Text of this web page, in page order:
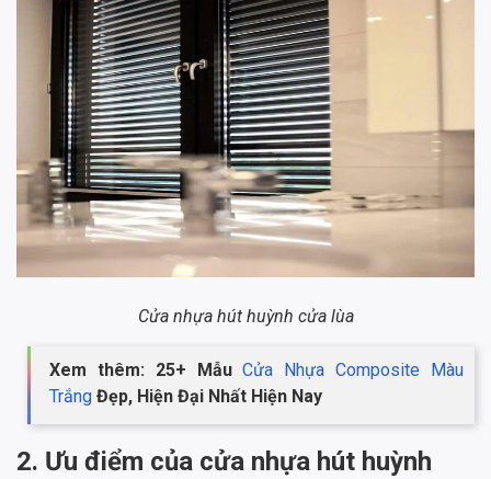
Cửa nhựa hút huỳnh cửa lùa
Xem thêm: 25+ MẫuCửa Nhựa Composite Màu
Trắng Đẹp, Hiện Đại Nhất Hiện Nay
2. Ưu điểm của cửa nhựa hút huỳnh